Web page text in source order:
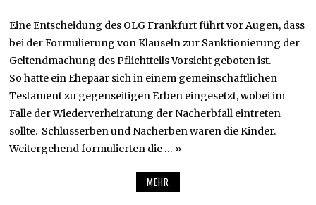
Eine Entscheidung des OLG Frankfurt führt vor Augen, dass
bei der Formulierung von Klauseln zur Sanktionierung der
Geltendmachung des Pflichtteils Vorsicht geboten ist.
So hatte ein Ehepaar sich in einem gemeinschaftlichen
Testament zu gegenseitigen Erben eingesetzt, wobei im
Falle der Wiederverheiratung der Nacherbfall eintreten
sollte. Schlusserben und Nacherben waren die Kinder.
Weitergehend formulierten die … »
MEHR